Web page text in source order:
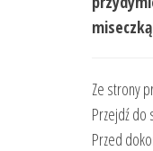
Ze strony
Przejdź
Przed